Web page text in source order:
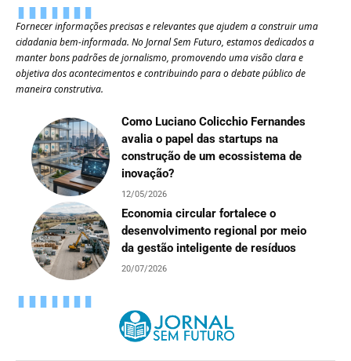
Fornecer informações precisas e relevantes que ajudem a construir uma
cidadania bem-informada. No Jornal Sem Futuro, estamos dedicados a
manter bons padrões de jornalismo, promovendo uma visão clara e
objetiva dos acontecimentos e contribuindo para o debate público de
maneira construtiva.
Como Luciano Colicchio Fernandes
avalia o papel das startups na
construção de um ecossistema de
inovação?
12/05/2026
Economia circular fortalece o
desenvolvimento regional por meio
da gestão inteligente de resíduos
20/07/2026